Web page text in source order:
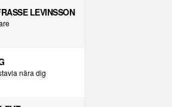
LEVINSSON
nära dig